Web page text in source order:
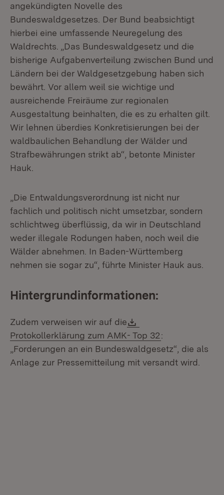
angekündigten Novelle des
Bundeswaldgesetzes. Der Bund beabsichtigt
hierbei eine umfassende Neuregelung des
Waldrechts. „Das Bundeswaldgesetz und die
bisherige Aufgabenverteilung zwischen Bund und
Ländern bei der Waldgesetzgebung haben sich
bewährt. Vor allem weil sie wichtige und
ausreichende Freiräume zur regionalen
Ausgestaltung beinhalten, die es zu erhalten gilt.
Wir lehnen überdies Konkretisierungen bei der
waldbaulichen Behandlung der Wälder und
Strafbewährungen strikt ab“, betonte Minister
Hauk.
„Die Entwaldungsverordnung ist nicht nur
fachlich und politisch nicht umsetzbar, sondern
schlichtweg überflüssig, da wir in Deutschland
weder illegale Rodungen haben, noch weil die
Wälder abnehmen. In Baden-Württemberg
nehmen sie sogar zu“, führte Minister Hauk aus.
Hintergrundinformationen:
Zudem verweisen wir auf die
Protokollerklärung zum AMK- Top 32(Öffnet in
:
„Forderungen an ein Bundeswaldgesetz“, die als
Anlage zur Pressemitteilung mit versandt wird.